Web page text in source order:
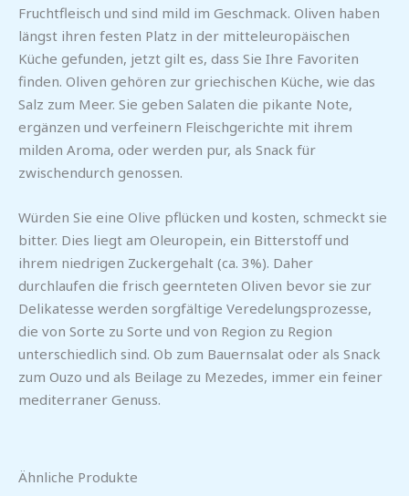
Fruchtfleisch und sind mild im Geschmack. Oliven haben
längst ihren festen Platz in der mitteleuropäischen
Küche gefunden, jetzt gilt es, dass Sie Ihre Favoriten
finden. Oliven gehören zur griechischen Küche, wie das
Salz zum Meer. Sie geben Salaten die pikante Note,
ergänzen und verfeinern Fleischgerichte mit ihrem
milden Aroma, oder werden pur, als Snack für
zwischendurch genossen.
Würden Sie eine Olive pflücken und kosten, schmeckt sie
bitter. Dies liegt am Oleuropein, ein Bitterstoff und
ihrem niedrigen Zuckergehalt (ca. 3%). Daher
durchlaufen die frisch geernteten Oliven bevor sie zur
Delikatesse werden sorgfältige Veredelungsprozesse,
die von Sorte zu Sorte und von Region zu Region
unterschiedlich sind. Ob zum Bauernsalat oder als Snack
zum Ouzo und als Beilage zu Mezedes, immer ein feiner
mediterraner Genuss.
Ähnliche Produkte